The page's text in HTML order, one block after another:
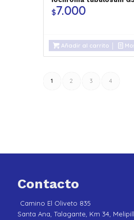
$7.000
Añadir al carrito
1 2 3 4
Contacto
Camino El Oliveto 835
Santa Ana, Talagante, Km 34,